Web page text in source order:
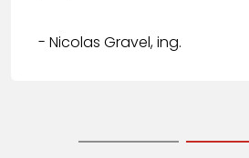
- Nicolas Gravel, ing.